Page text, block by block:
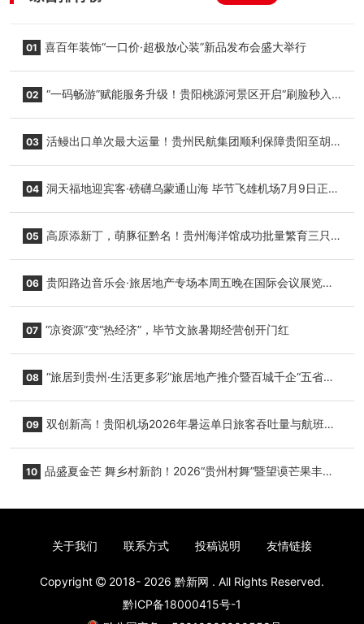
01 喜百年装饰“一口价·超极放心装”新品发布会盛大举行
02 “一码畅游”赋能服务升级！贵阳桃源河景区开启“刷脸秒入
03 活鳗出口单次最大运量！贵州民航集团顺利保障贵阳至胡
04 洞天福地迎宾客·磅礴乌蒙通山海 毕节飞雄机场7月9日正式
05 高原添新丁，萌豚征黔名！贵州海洋馆成功批量繁育三只
06 贵阳路边音乐会·旅居地产专场本周五晚在国际会议展览中
07 “凉资源”变“热经济”，毕节文旅暑期经营创开门红
08 “旅居到贵州·生活更多彩”旅居地产推介暨百城千企“五省
09 双创新高！贵阳机场2026年暑运单日旅客吞吐量与航班起
10 品盛夏金芒 舞乡村新韵！2026“贵州村舞”暨望谟芒果丰收
关于我们 联系方式 投稿说明 友情链接
Copyright 2018- 2026 黔新网 . All Rights Reserved.
黔ICP备18000415号-1